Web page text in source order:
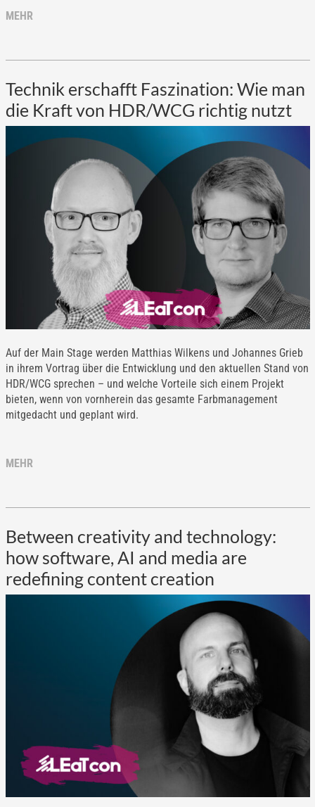
MEHR
Technik erschafft Faszination: Wie man
die Kraft von HDR/WCG richtig nutzt
Auf der Main Stage werden Matthias Wilkens und Johannes Grieb
in ihrem Vortrag über die Entwicklung und den aktuellen Stand von
HDR/WCG sprechen – und welche Vorteile sich einem Projekt
bieten, wenn von vornherein das gesamte Farbmanagement
mitgedacht und geplant wird.
MEHR
Between creativity and technology:
how software, AI and media are
redefining content creation